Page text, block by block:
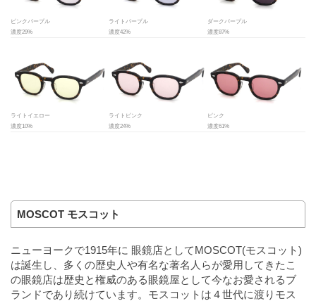
ピンクパープル
濃度29%
ライトパープル
濃度42%
ダークパープル
濃度87%
ライトイエロー
濃度10%
ライトピンク
濃度24%
ピンク
濃度61%
MOSCOT モスコット
ニューヨークで1915年に 眼鏡店としてMOSCOT(モスコット)
は誕生し、多くの歴史人や有名な著名人らが愛用してきたこ
の眼鏡店は歴史と権威のある眼鏡屋として今なお愛されるブ
ランドであり続けています。モスコットは４世代に渡りモス